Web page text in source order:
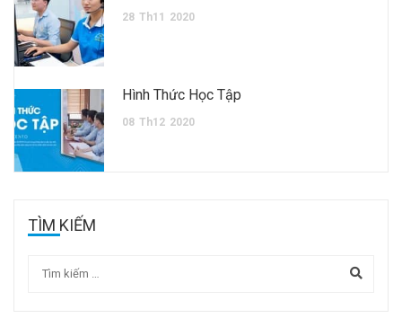
28 Th11 2020
Hình Thức Học Tập
08 Th12 2020
TÌM KIẾM